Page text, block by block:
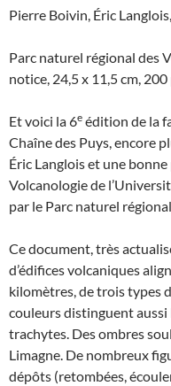
Pierre Boivin, Éric
Parc naturel régional des
notice, 24,5 x 11,5 cm, 200
Et voici la 6e édition de la
Chaîne des Puys, encore
Éric Langlois et une
Volcanologie de
par le Parc naturel
Ce document, très
d’édifices volcaniques
kilomètres, de trois types
couleurs distinguent aussi
trachytes. Des ombres
Limagne. De nombreux
dépôts (retombées,